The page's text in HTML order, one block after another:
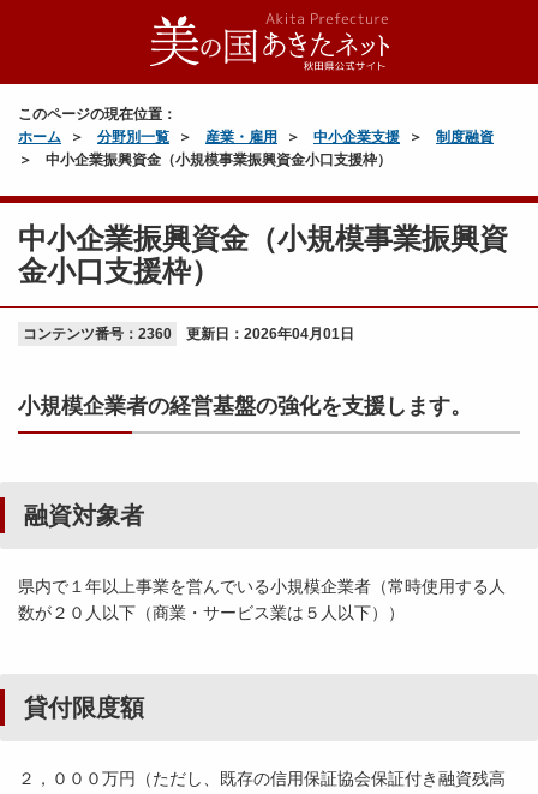
このページの現在位置：
ホーム
分野別一覧 産業・雇用 中小企業支援
制度融資
中小企業振興資金（小規模事業振興資金小口支援枠）
中小企業振興資金（小規模事業振興資
金小口支援枠）
コンテンツ番号：2360 更新日： 2026年04月01日
小規模企業者の経営基盤の強化を支援します。
融資対象者
県内で１年以上事業を営んでいる小規模企業者（常時使用する人
数が２０人以下（商業・サービス業は５人以下））
貸付限度額
２，０００万円（ただし、既存の信用保証協会保証付き融資残高